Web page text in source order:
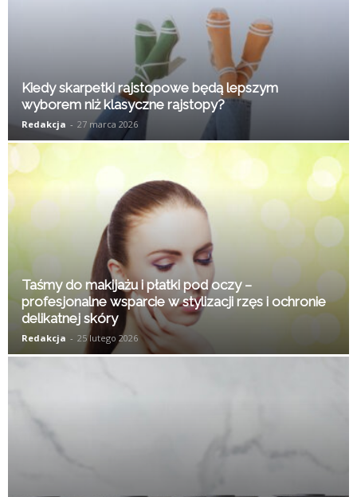
Kiedy skarpetki rajstopowe będą lepszym
wyborem niż klasyczne rajstopy?
Redakcja - 27 marca 2026
Taśmy do makijażu i płatki pod oczy –
profesjonalne wsparcie w stylizacji rzęs i ochronie
delikatnej skóry
Redakcja - 25 lutego 2026